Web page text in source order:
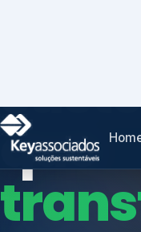
Consultoria,
Índices de Mercado
Mudanças Climáticas
Reputação e Cadeia
Reporte Regulatório